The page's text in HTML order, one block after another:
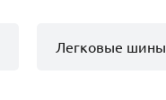
Легковые шины